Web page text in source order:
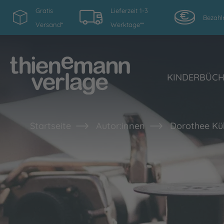
Gratis
Versand*
Lieferzeit 1-3
Werktage**
Startseite Autor:innen Dorothee